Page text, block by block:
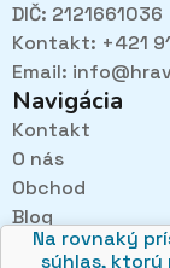
Pri
načúvame
v obchode páči
Na rovnaký
súhlas, ktorý
DIČ: 2121661036
Kontakt: +421
Email:
Navigácia
Kontakt
O nás
Obchod
Blog
Obchodné